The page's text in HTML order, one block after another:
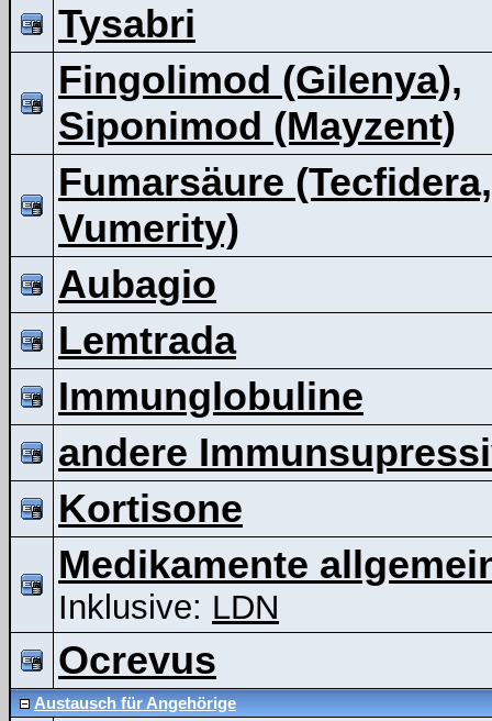
Tysabri
Fingolimod (Gilenya),
Siponimod (Mayzent)
Fumarsäure (Tecfidera,
Vumerity)
Aubagio
Lemtrada
Immunglobuline
andere
Kortisone
Medikamente
Inklusive: LDN
Ocrevus
Austausch für Angehörige